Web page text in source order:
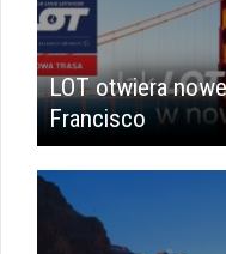
LOT otwiera
Francisco